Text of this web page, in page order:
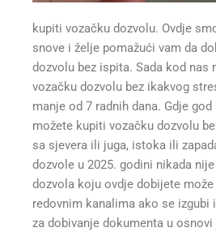
kupiti vozačku dozvolu. Ovdje
snove i želje pomažući vam da
dozvolu bez ispita. Sada kod nas
vozačku dozvolu bez ikakvog
manje od 7 radnih dana. Gdje
možete kupiti vozačku dozvolu
sa sjevera ili juga, istoka ili
dozvole u 2025. godini nikada
dozvola koju ovdje dobijete
redovnim kanalima ako se izgubi
za dobivanje dokumenta u